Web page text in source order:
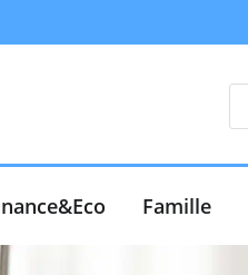
Famille